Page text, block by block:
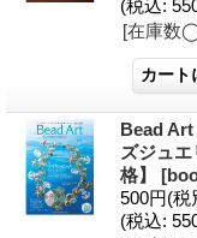
(税込:
[在庫数
Bead
ズジュ
格】
500円(税
(税込: